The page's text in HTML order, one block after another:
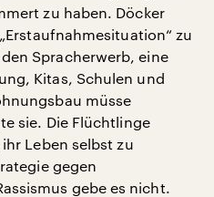
zu haben. Döcker
zu
Spracherwerb, eine
Kitas, Schulen und
müsse
sie. Die Flüchtlinge
Leben selbst zu
gegen
gebe es nicht.